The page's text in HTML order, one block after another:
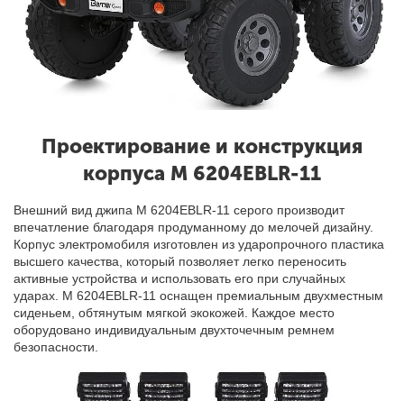
Проектирование и конструкция
корпуса М 6204EBLR-11
Внешний вид джипа M 6204EBLR-11 серого производит
впечатление благодаря продуманному до мелочей дизайну.
Корпус электромобиля изготовлен из ударопрочного пластика
высшего качества, который позволяет легко переносить
активные устройства и использовать его при случайных
ударах. M 6204EBLR-11 оснащен премиальным двухместным
сиденьем, обтянутым мягкой экокожей. Каждое место
оборудовано индивидуальным двухточечным ремнем
безопасности.